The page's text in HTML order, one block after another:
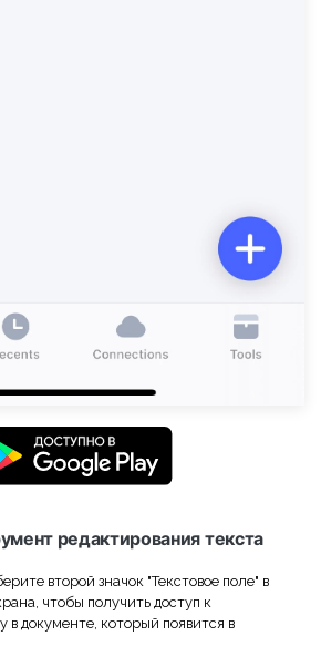
редактирования текста
второй значок "Текстовое поле" в
чтобы получить доступ к
в документе, который появится в